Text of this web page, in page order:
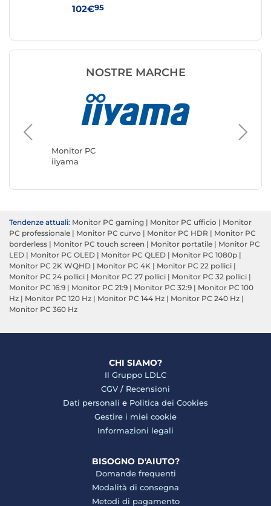
102€95
NOSTRE MARCHE
Monitor PC
iiyama
Tendenze attuali: Monitor PC gaming | Monitor PC ufficio | Monitor
PC professionale | Monitor PC curvo | Monitor PC HDR | Monitor PC
borderless | Monitor PC touch screen | Monitor portatile | Monitor PC
LED | Monitor PC OLED | Monitor PC QLED | Monitor PC 1080p |
Monitor PC 2K WQHD | Monitor PC 4K | Monitor PC 22 pollici |
Monitor PC 24 pollici | Monitor PC 27 pollici | Monitor PC 32 pollici |
Monitor PC 16:9 | Monitor PC 21:9 | Monitor PC 32:9 | Monitor PC 100
Hz | Monitor PC 120 Hz | Monitor PC 144 Hz | Monitor PC 240 Hz |
Monitor PC 360 Hz
CHI SIAMO?
Il Gruppo LDLC
CGV / Recensioni
Dati personali e Politica dei Cookies
Gestire i miei cookie
Informazioni legali
BISOGNO D'AIUTO?
Domande frequenti
Modalità di consegna
Metodi di pagamento